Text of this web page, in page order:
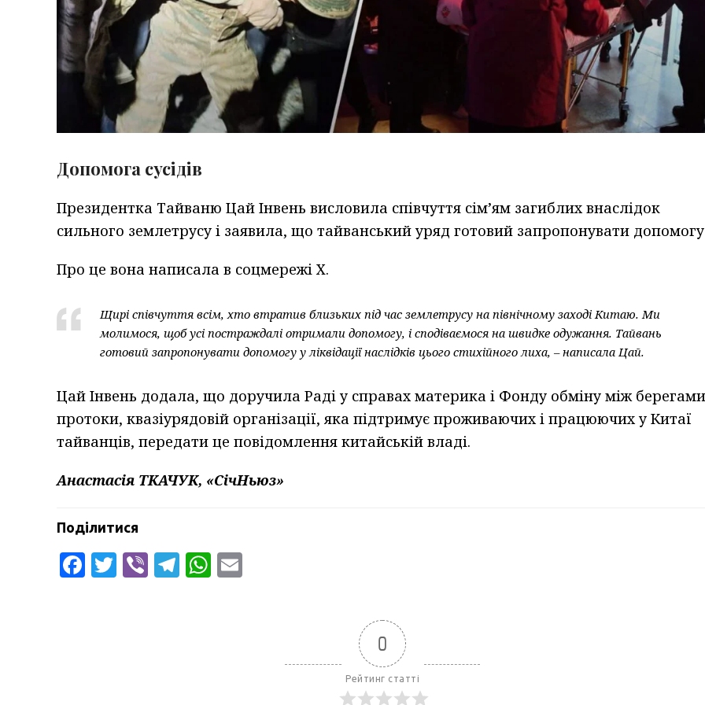
Допомога сусідів
Президентка Тайваню Цай Інвень висловила співчуття сім’ям загиблих внаслідок
сильного землетрусу і заявила, що тайванський уряд готовий запропонувати
Про це вона написала в соцмережі Х.
Щирі співчуття всім, хто втратив близьких під час землетрусу на північному заході Китаю. Ми
молимося, щоб усі постраждалі отримали допомогу, і сподіваємося на швидке одужання. Тайвань
готовий запропонувати допомогу у ліквідації наслідків цього стихійного лиха, – написала Цай.
Цай Інвень додала, що доручила Раді у справах материка і Фонду обміну між берегами
протоки, квазіурядовій організації, яка підтримує проживаючих і працюючих у Китаї
тайванців, передати це повідомлення китайській владі.
Анастасія ТКАЧУК, «СічНьюз»
Поділитися
Facebook
Twitter
ViberTelegram
WhatsApp
0
Рейтинг статті